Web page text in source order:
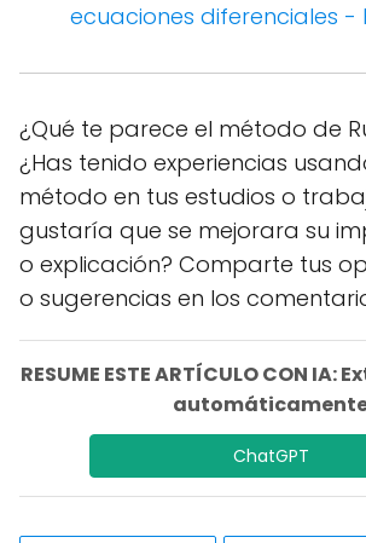
ecuaciones diferenciales -
¿Qué te parece el método de
¿Has tenido experiencias
método en tus estudios o
gustaría que se mejorara su
o explicación? Comparte tus
o sugerencias en los
RESUME ESTE ARTÍCULO CON IA:
ChatGPT